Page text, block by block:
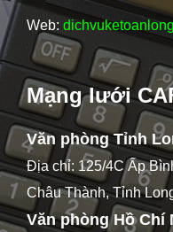
Web:
Mạng lưới
Văn phòng Tỉnh
Địa chỉ: 125/4C Ấp
Châu Thành, Tỉnh
Văn phòng Hồ Chí